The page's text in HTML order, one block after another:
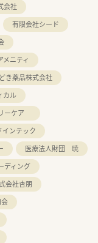
会社
有限会社シード
ニティ
き薬品株式会社
カル
ーケア
ンテック
医療法人財団 暁
ディング
会社杏朋